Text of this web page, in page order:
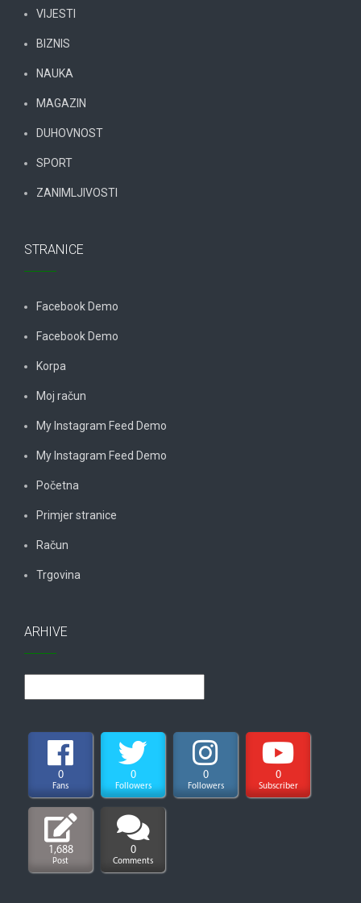
VIJESTI
BIZNIS
NAUKA
MAGAZIN
DUHOVNOST
SPORT
ZANIMLJIVOSTI
STRANICE
Facebook Demo
Facebook Demo
Korpa
Moj račun
My Instagram Feed Demo
My Instagram Feed Demo
Početna
Primjer stranice
Račun
Trgovina
ARHIVE
0
Fans
0
Followers
0
Followers
0
Subscriber
1,688
Post
0
Comments